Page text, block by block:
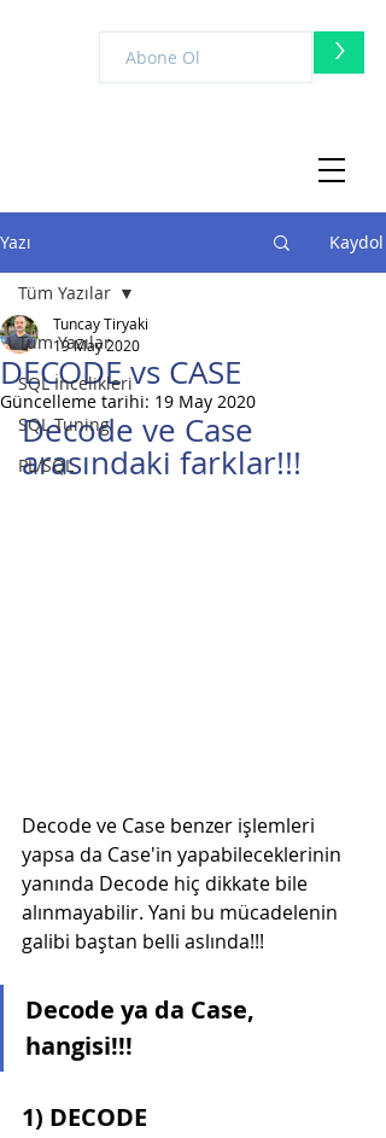
>
Yazı Kaydol
Tüm Yazılar
SQL İncelikleri
SQL Tuning
PL/SQL
Tüm Yazılar
DECODE vs CASE
Tuncay Tiryaki
19 May 2020
Güncelleme tarihi: 19 May 2020
Decode ve Case
arasındaki farklar!!!
Decode ve Case benzer işlemleri
yapsa da Case'in yapabileceklerinin
yanında Decode hiç dikkate bile
alınmayabilir. Yani bu mücadelenin
galibi baştan belli aslında!!!
Decode ya da Case,
hangisi!!!
1) DECODE